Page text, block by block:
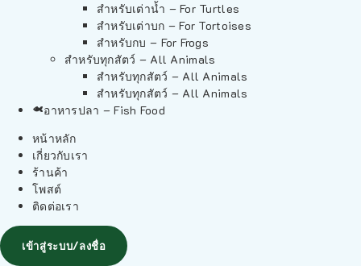
สำหรับเต่าน้ำ – For Turtles
สำหรับเต่าบก – For Tortoises
สำหรับกบ – For Frogs
สำหรับทุกสัตว์ – All Animals
สำหรับทุกสัตว์ – All Animals
สำหรับทุกสัตว์ – All Animals
อาหารปลา – Fish Food
หน้าหลัก
เกี่ยวกับเรา
ร้านค้า
โพสต์
ติดต่อเรา
เข้าสู่ระบบ/ลงชื่อ